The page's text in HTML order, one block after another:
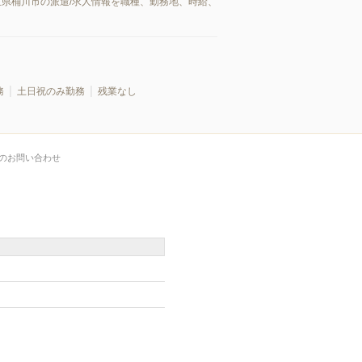
土日祝のみ勤務
残業なし
お問い合わせ